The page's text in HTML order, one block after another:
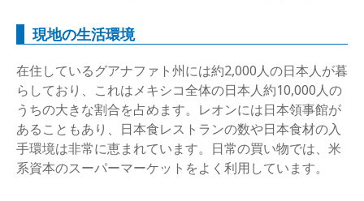
現地の生活環境
在住しているグアナファト州には約2,000人の日本人が暮
らしており、これはメキシコ全体の日本人約10,000人の
うちの大きな割合を占めます。レオンには日本領事館が
あることもあり、日本食レストランの数や日本食材の入
手環境は非常に恵まれています。日常の買い物では、米
系資本のスーパーマーケットをよく利用しています。